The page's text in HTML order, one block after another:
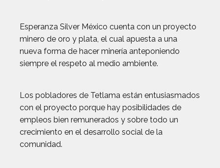
Esperanza Silver México cuenta con un proyecto
minero de oro y plata, el cual apuesta a una
nueva forma de hacer minería anteponiendo
siempre el respeto al medio ambiente.
Los pobladores de Tetlama están entusiasmados
con el proyecto porque hay posibilidades de
empleos bien remunerados y sobre todo un
crecimiento en el desarrollo social de la
comunidad.